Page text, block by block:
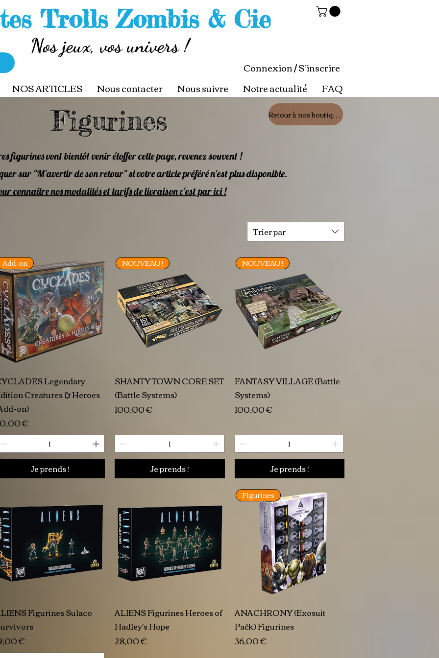
Trolls Zombis & Cie
Nos jeux, vos univers !
Connexion / S'inscrire
NOS ARTICLES Nous contacter Nous suivre Notre actualité FAQ
Figurines Retour à nos boutiques
figurines vont bientôt venir étoffer cette page, revenez souvent !
sur "M'avertir de son retour" si votre article préféré n'est plus disponible.
connaître nos modalités et tarifs de livraison c'est par ici !
Trier par
Add-on
Legendary
Creatures & Heroes
on)
€
Je prends !
NOUVEAU !
SHANTY TOWN CORE SET
(Battle Systems)
Prix
100,00 €
Je prends !
NOUVEAU !
FANTASY VILLAGE (Battle
Systems)
Prix
100,00 €
Je prends !
Figurines Sulaco
€
ALIENS Figurines Heroes of
Hadley's Hope
Prix
28,00 €
Figurines
ANACHRONY (Exosuit
Pack) Figurines
Prix
36,00 €